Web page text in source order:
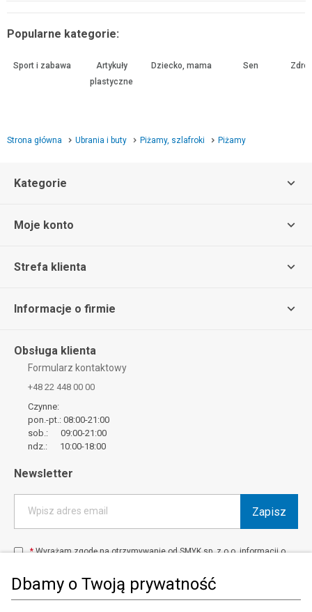
Dbamy o Twoją prywatność
Popularne kategorie:
Sport i zabawa
Artykuły
plastyczne
Dziecko, mama Sen
Strona główna Ubrania i buty Piżamy, szlafroki Piżamy
Kategorie
Moje konto
Strefa klienta
Informacje o firmie
Obsługa klienta
Formularz kontaktowy
+48 22 448 00 00
Czynne:
pon.-pt.: 08:00-21:00
sob.: 09:00-21:00
ndz.: 10:00-18:00
Newsletter
Wpisz adres email Zapisz
*Wyrażam zgodę na otrzymywanie od SMYK sp. z o.o. informacji o
elektronicznej (e-mail).
W każdej chwili możesz z łatwością cofnąć wyrażone zgody.